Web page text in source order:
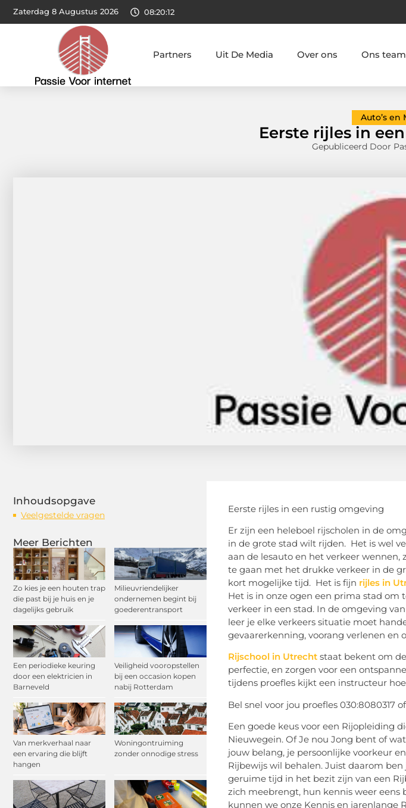
Zaterdag 8 Augustus 2026 08:20:13
Partners Uit De Media Over ons Ons team
Auto’s en
Eerste rijles in
Gepubliceerd Door
Inhoudsopgave
Veelgestelde vragen
Meer Berichten
Zo kies je een houten trap
die past bij je huis en je
dagelijks gebruik
Milieuvriendelijker
ondernemen begint bij
goederentransport
Een periodieke keuring
door een elektricien in
Barneveld
Veiligheid vooropstellen
bij een occasion kopen
nabij Rotterdam
Van merkverhaal naar
een ervaring die blijft
hangen
Woningontruiming
zonder onnodige stress
Eerste rijles in een rustig omgeving
Er zijn een heleboel rijscholen in de
in de grote stad wilt rijden. Het is wel
aan de lesauto en het verkeer
te gaan met het drukke verkeer in de
kort mogelijke tijd. Het is fijn rijles in
Het is in onze ogen een prima stad
verkeer in een stad. In de omgeving
leer je elke verkeers situatie moet
gevaarerkenning, voorang verlenen en
Rijschool in Utrecht staat bekent om
perfectie, en zorgen voor een
tijdens proefles kijkt een instructeur
Bel snel voor jou proefles 030:8080317
Een goede keus voor een Rijopleiding
Nieuwegein. Of Je nou Jong bent of
jouw belang, je persoonlijke voorkeur
Rijbewijs wil behalen. Juist daarom ben
geruime tijd in het bezit zijn van een
zich meebrengt, hun kennis weer eens
kunnen we onze Kennis en jarenlange